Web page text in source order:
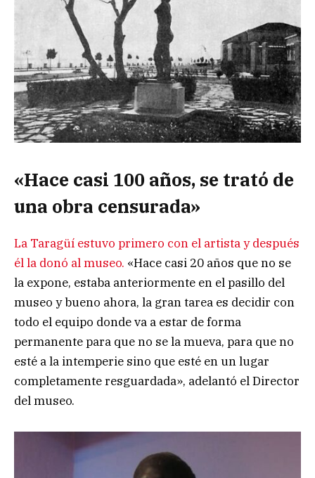
«Hace casi 100 años, se trató de
una obra censurada»
La Taragüí estuvo primero con el artista y después
él la donó al museo. «Hace casi 20 años que no se
la expone, estaba anteriormente en el pasillo del
museo y bueno ahora, la gran tarea es decidir con
todo el equipo donde va a estar de forma
permanente para que no se la mueva, para que no
esté a la intemperie sino que esté en un lugar
completamente resguardada», adelantó el Director
del museo.